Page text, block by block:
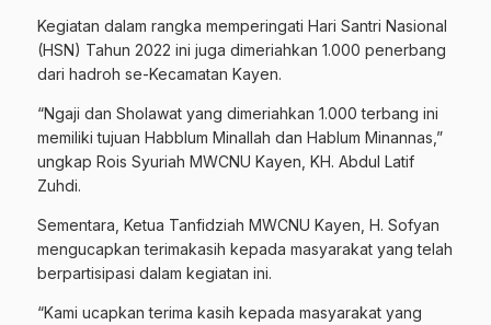
Kegiatan dalam rangka memperingati Hari Santri Nasional
(HSN) Tahun 2022 ini juga dimeriahkan 1.000 penerbang
dari hadroh se-Kecamatan Kayen.
“Ngaji dan Sholawat yang dimeriahkan 1.000 terbang ini
memiliki tujuan Habblum Minallah dan Hablum Minannas,”
ungkap Rois Syuriah MWCNU Kayen, KH. Abdul Latif
Zuhdi.
Sementara, Ketua Tanfidziah MWCNU Kayen, H. Sofyan
mengucapkan terimakasih kepada masyarakat yang telah
berpartisipasi dalam kegiatan ini.
“Kami ucapkan terima kasih kepada masyarakat yang